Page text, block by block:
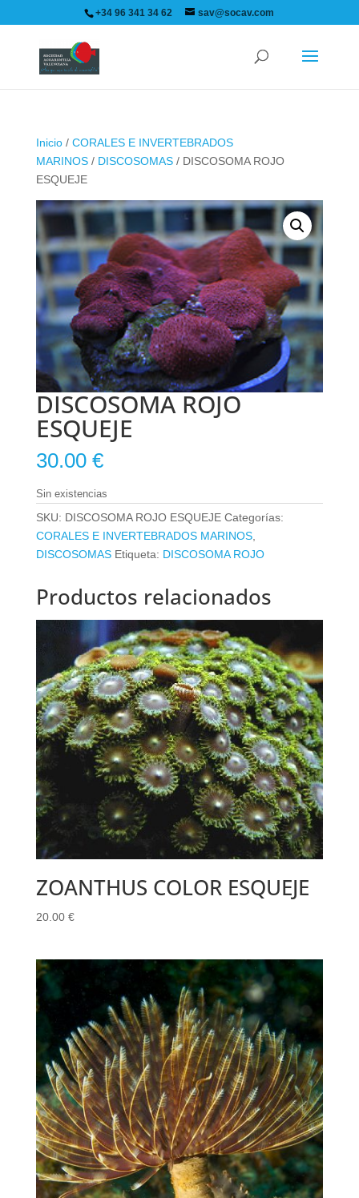
+34 96 341 34 62 sav@socav.com
Inicio/ CORALES E INVERTEBRADOS
MARINOS/ DISCOSOMAS/ DISCOSOMA ROJO
ESQUEJE
DISCOSOMA ROJO
ESQUEJE
30.00 €
Sin existencias
SKU: DISCOSOMA ROJO ESQUEJE Categorías:
CORALES E INVERTEBRADOS MARINOS,
DISCOSOMAS Etiqueta: DISCOSOMA ROJO
Productos relacionados
ZOANTHUS COLOR ESQUEJE
20.00 €